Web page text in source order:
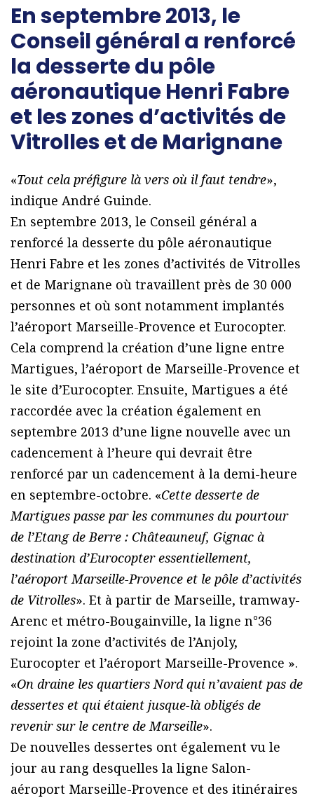
En septembre 2013, le
Conseil général a renforcé
la desserte du pôle
aéronautique Henri Fabre
et les zones d’activités de
Vitrolles et de Marignane
«Tout cela préfigure là vers où il faut tendre»,
indique André Guinde.
En septembre 2013, le Conseil général a
renforcé la desserte du pôle aéronautique
Henri Fabre et les zones d’activités de Vitrolles
et de Marignane où travaillent près de 30 000
personnes et où sont notamment implantés
l’aéroport Marseille-Provence et Eurocopter.
Cela comprend la création d’une ligne entre
Martigues, l’aéroport de Marseille-Provence et
le site d’Eurocopter. Ensuite, Martigues a été
raccordée avec la création également en
septembre 2013 d’une ligne nouvelle avec un
cadencement à l’heure qui devrait être
renforcé par un cadencement à la demi-heure
en septembre-octobre. «Cette desserte de
Martigues passe par les communes du pourtour
de l’Etang de Berre : Châteauneuf, Gignac à
destination d’Eurocopter essentiellement,
l’aéroport Marseille-Provence et le pôle d’activités
de Vitrolles». Et à partir de Marseille, tramway-
Arenc et métro-Bougainville, la ligne n°36
rejoint la zone d’activités de l’Anjoly,
Eurocopter et l’aéroport Marseille-Provence ».
«On draine les quartiers Nord qui n’avaient pas de
dessertes et qui étaient jusque-là obligés de
revenir sur le centre de Marseille».
De nouvelles dessertes ont également vu le
jour au rang desquelles la ligne Salon-
aéroport Marseille-Provence et des itinéraires